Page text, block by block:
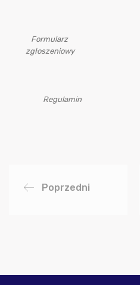
Formularz
zgłoszeniowy
Regulamin
Poprzedni